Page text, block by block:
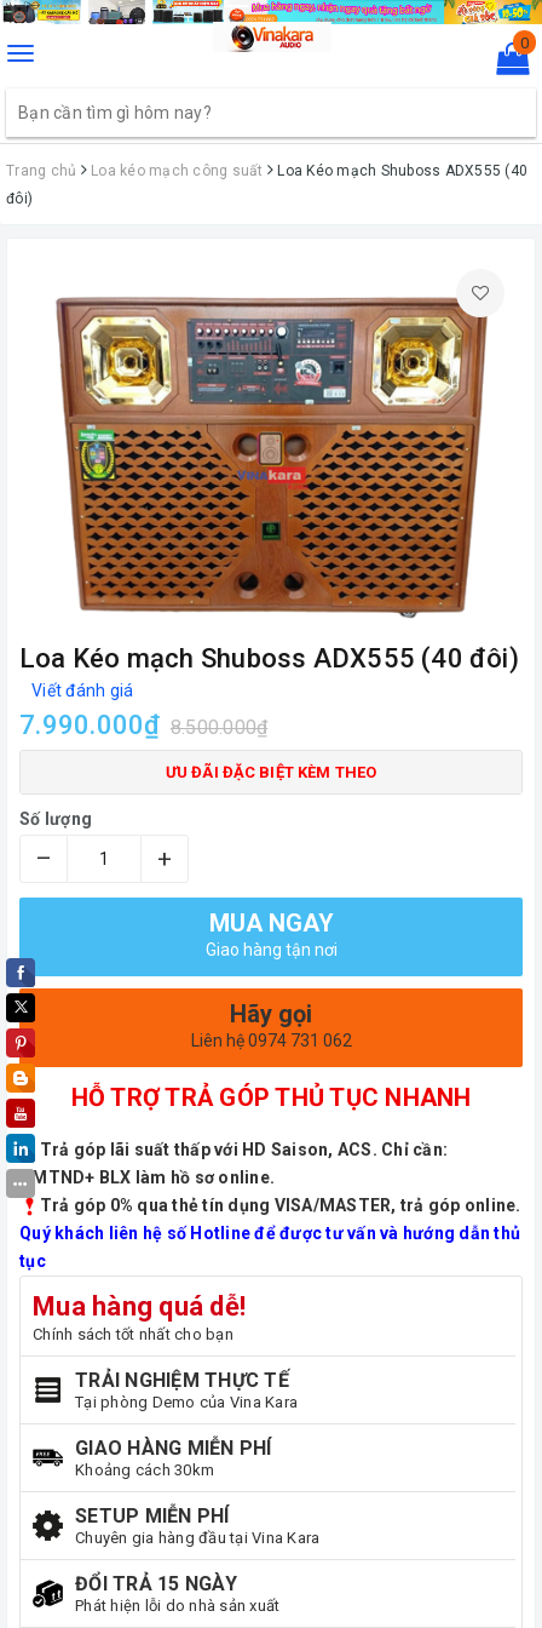
Toggle
0
Trang chủ Loa kéo mạch công suất
Loa Kéo mạch Shuboss ADX555 (40
đôi)
Loa Kéo mạch Shuboss ADX555 (40 đôi)
Viết đánh giá
7.990.000₫ 8.500.000₫
ƯU ĐÃI ĐẶC BIỆT KÈM THEO
Số lượng
– +
MUA NGAY
Giao hàng tận nơi
Hãy gọi
Liên hệ 0974 731 062
HỖ TRỢ TRẢ GÓP THỦ TỤC NHANH
Trả góp lãi suất thấp với HD Saison, ACS. Chỉ cần:
CMTND+ BLX làm hồ sơ online.
Trả góp 0% qua thẻ tín dụng VISA/MASTER, trả góp online.
Quý khách liên hệ số Hotline để được tư vấn và hướng dẫn thủ
tục
Mua hàng quá dễ!
Chính sách tốt nhất cho bạn
TRẢI NGHIỆM THỰC TẾ
Tại phòng Demo của Vina Kara
GIAO HÀNG MIỄN PHÍ
Khoảng cách 30km
SETUP MIỄN PHÍ
Chuyên gia hàng đầu tại Vina Kara
ĐỔI TRẢ 15 NGÀY
Phát hiện lỗi do nhà sản xuất